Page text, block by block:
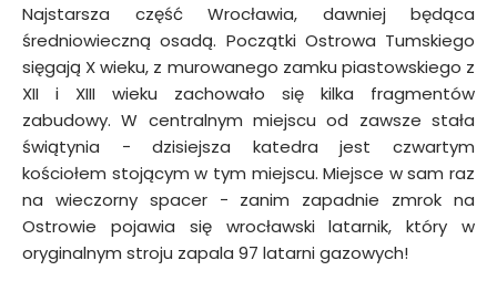
Najstarsza część Wrocławia, dawniej będąca
średniowieczną osadą. Początki Ostrowa Tumskiego
sięgają X wieku, z murowanego zamku piastowskiego z
XII i XIII wieku zachowało się kilka fragmentów
zabudowy. W centralnym miejscu od zawsze stała
świątynia − dzisiejsza katedra jest czwartym
kościołem stojącym w tym miejscu. Miejsce w sam raz
na wieczorny spacer − zanim zapadnie zmrok na
Ostrowie pojawia się wrocławski latarnik, który w
oryginalnym stroju zapala 97 latarni gazowych!